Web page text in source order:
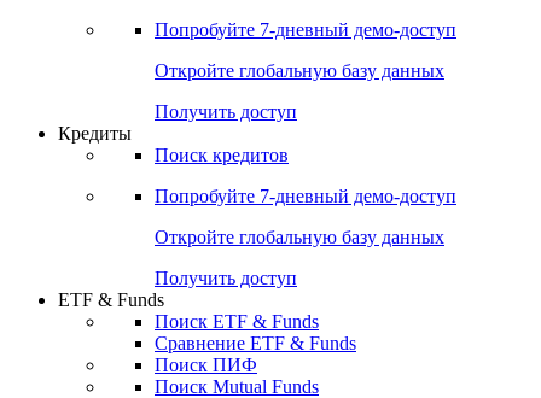
Попробуйте 7-дневный демо-доступ
Откройте глобальную базу данных
Получить доступ
Кредиты
Поиск кредитов
Попробуйте 7-дневный демо-доступ
Откройте глобальную базу данных
Получить доступ
ETF & Funds
Поиск ETF & Funds
Сравнение ETF & Funds
Поиск ПИФ
Поиск Mutual Funds